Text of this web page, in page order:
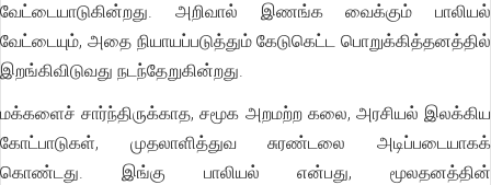
வேட்டையாடுகின்றது. அறிவால் இணங்க வைக்கும் பாலியல்
வேட்டையும், அதை நியாயப்படுத்தும் கேடுகெட்ட பொறுக்கித்தனத்தில்
இறங்கிவிடுவது நடந்தேறுகின்றது.
மக்களைச் சார்ந்திருக்காத, சமூக அறமற்ற கலை, அரசியல் இலக்கிய
கோட்பாடுகள், முதலாளித்துவ சுரண்டலை அடிப்படையாகக்
கொண்டது. இங்கு பாலியல் என்பது, மூலதனத்தின்